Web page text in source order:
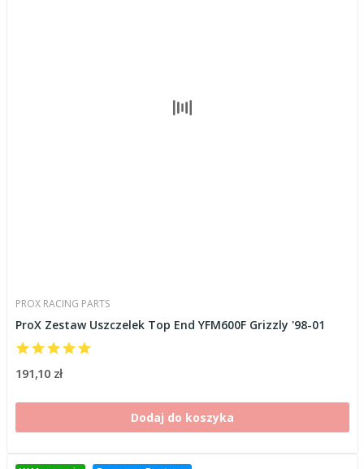
PROX RACING PARTS
ProX Zestaw Uszczelek Top End YFM600F Grizzly '98-01
191,10 zł
Dodaj do koszyka